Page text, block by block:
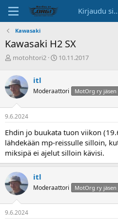
Kawasaki
Kawasaki H2 SX
K
s
k
u
s
t
e
u
n
a
l
o
i
t
t
a
j
motohtori2
A
t
s
i
v
ä
10.11.2017
itl
Moderaattori MotOrg ry jäsen
9.6.2024
Ehdin jo buukata tuon viikon
lähdekään mp-reissulle silloin,
miksipä ei ajelut silloin kävisi.
itl
Moderaattori MotOrg ry jäsen
9.6.2024